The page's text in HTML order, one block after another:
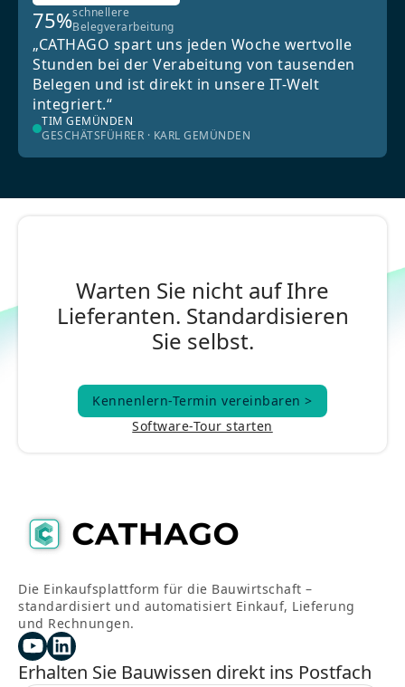
75%schnellere
Belegverarbeitung
„CATHAGO spart uns jeden Woche wertvolle
Stunden bei der Verabeitung von tausenden
Belegen und ist direkt in unsere IT-Welt
integriert.“
TIM GEMÜNDEN
GESCHÄTSFÜHRER · KARL GEMÜNDEN
Warten Sie nicht auf Ihre
Lieferanten. Standardisieren
Sie selbst.
Kennenlern-Termin vereinbaren >
Kennenlern-Termin vereinbaren >
Software-Tour starten
Die Einkaufsplattform für die Bauwirtschaft –
standardisiert und automatisiert Einkauf, Lieferung
und Rechnungen.
Erhalten Sie Bauwissen direkt ins Postfach